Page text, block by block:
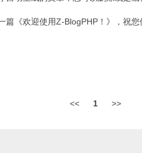
篇《欢迎使用Z-BlogPHP！》，祝
<< 1 >>